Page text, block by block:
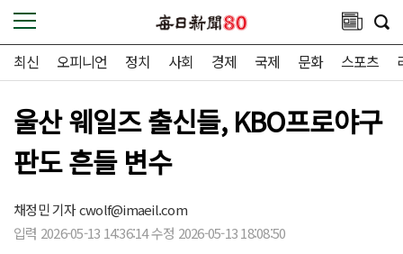
최신 오피니언 정치 사회 경제 국제 문화 스포츠
울산 웨일즈 출신들, KBO프로야구
판도 흔들 변수
채정민 기자cwolf@imaeil.com
입력 2026-05-13 14:36:14 수정 2026-05-13 18:08:50